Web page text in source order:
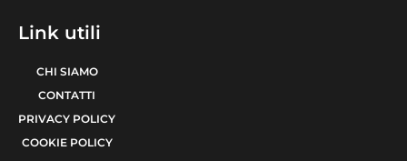
Link utili
CHI SIAMO
CONTATTI
PRIVACY POLICY
COOKIE POLICY